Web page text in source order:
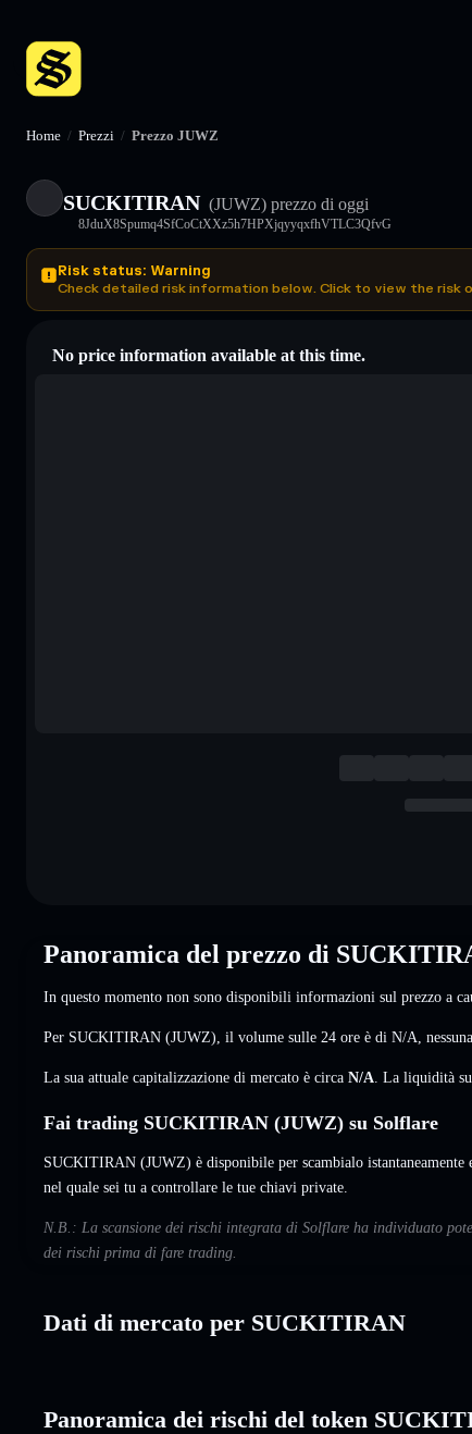
Home / Prezzi / Prezzo JUWZ
SUCKITIRAN (JUWZ) prezzo di oggi
8JduX8Spumq4SfCoCtXXz5h7HPXjqyyqxfhVTLC3QfvG
Risk status: Warning
Check detailed risk information below. Click to view the risk
No price information available at this time.
Panoramica del prezzo di
In questo momento non sono disponibili informazioni sul prezzo a
Per SUCKITIRAN (JUWZ), il volume sulle 24 ore è di N/A
La sua attuale capitalizzazione di mercato è circa N/A . La liquidità
Fai trading SUCKITIRAN (JUWZ) su Solflare
SUCKITIRAN (JUWZ) è disponibile per scambialo istantaneamente
nel quale sei tu a controllare le tue chiavi private.
N.B.: La scansione dei rischi integrata di Solflare ha individuato
dei rischi prima di fare trading.
Dati di mercato per SUCKITIRAN
Panoramica dei rischi del token